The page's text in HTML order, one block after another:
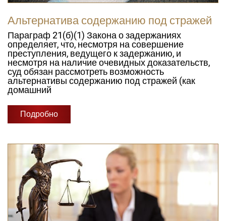
Альтернатива содержанию под стражей
Параграф 21(б)(1) Закона о задержаниях
определяет, что, несмотря на совершение
преступления, ведущего к задержанию, и
несмотря на наличие очевидных доказательств,
суд обязан рассмотреть возможность
альтернативы содержанию под стражей (как
домашний
Подробно